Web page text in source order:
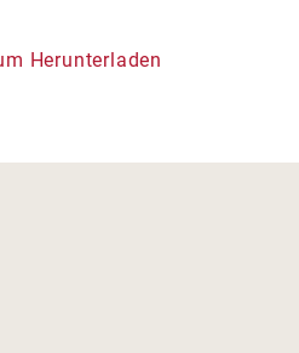
Herunterladen